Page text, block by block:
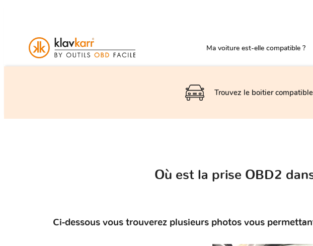
Ma voiture est-elle compatible ?
Trouvez le boitier
Où est la prise OBD2
Ci-dessous vous trouverez plusieurs photos vous